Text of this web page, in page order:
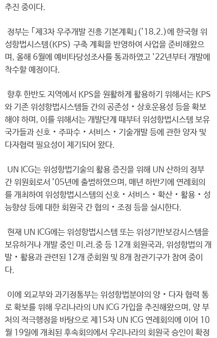
추진 중이다.
정부는 ｢제3차 우주개발 진흥 기본계획｣(’18.2.)에 한국형 위
성항법시스템(KPS) 구축 계획을 반영하여 사업을 준비해왔으
며, 올해 6월에 예비타당성조사를 통과하였고 ’22년부터 개발에
착수할 예정이다.
향후 한반도 지역에서 KPS을 원활하게 활용하기 위해서는 KPS
와 기존 위성항법시스템들 간의 공존성‧상호운용성 등을 확보
해야 하며, 이를 위해서는 개발단계 때부터 위성항법시스템 보유
국가들과 신호‧주파수‧서비스‧기술개발 등에 관한 양자 및
다자협력 필요성이 제기되어 왔다.
UN ICG는 위성항법기술의 활용 증진을 위해 UN 산하의 정부
간 위원회로서 ’05년에 출범하였으며, 매년 하반기에 연례회의
를 개최하여 위성항법시스템의 신호‧서비스‧확산‧활용‧성
능향상 등에 대한 회원국 간 협의‧조정 등을 실시한다.
현재 UN ICG에는 위성항법시스템 또는 위성기반보강시스템을
보유하거나 개발 중인 미.러.중 등 12개 회원국과, 위성항법의 개
발‧활용과 관련된 12개 준회원 및 8개 참관기구가 참여 중이
다.
이에 외교부와 과기정통부는 위성항법분야의 양‧다자 협력 통
로 확보를 위해 우리나라의 UN ICG 가입을 추진해왔으며, 양 부
처의 적극행정을 바탕으로 제15차 UN ICG 연례회의에 이어 10
월 19일에 개최된 후속회의에서 우리나라의 회원국 승인이 확정